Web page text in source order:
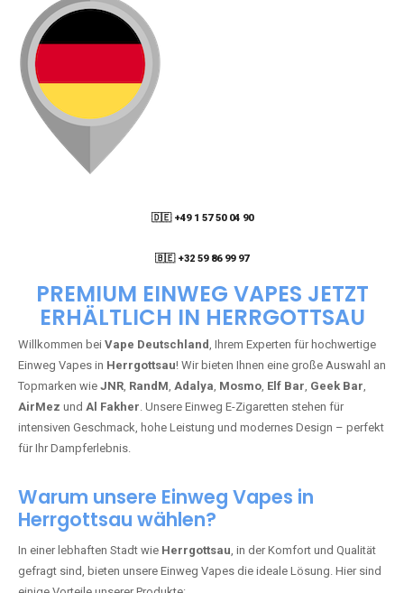
🇩🇪 +49 1 57 50 04 90
🇧🇪 +32 59 86 99 97
PREMIUM EINWEG VAPES JETZT
ERHÄLTLICH IN HERRGOTTSAU
Willkommen bei Vape Deutschland, Ihrem Experten für hochwertige
Einweg Vapes in Herrgottsau! Wir bieten Ihnen eine große Auswahl an
Topmarken wie JNR, RandM, Adalya, Mosmo, Elf Bar, Geek Bar,
AirMez und Al Fakher. Unsere Einweg E-Zigaretten stehen für
intensiven Geschmack, hohe Leistung und modernes Design – perfekt
für Ihr Dampferlebnis.
Warum unsere Einweg Vapes in
Herrgottsau wählen?
In einer lebhaften Stadt wie Herrgottsau, in der Komfort und Qualität
gefragt sind, bieten unsere Einweg Vapes die ideale Lösung. Hier sind